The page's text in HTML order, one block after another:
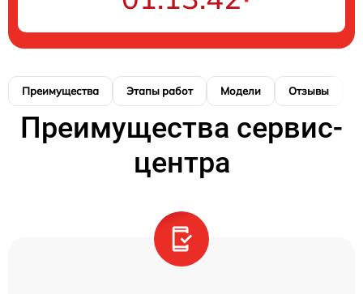
Преимущества Этапы работ Модели Отзывы
Преимущества сервис-
центра